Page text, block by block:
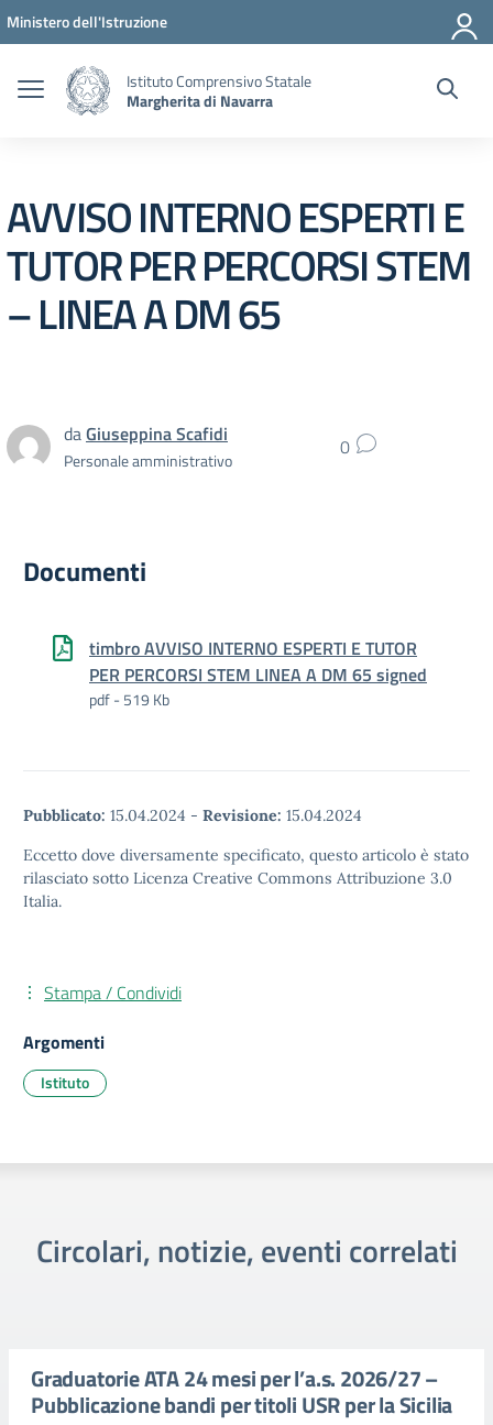
Vai ai contenuti
Vai al menu di navigazione
Vai al footer
Ministero dell'Istruzione
Istituto Comprensivo Statale
Margherita di Navarra
AVVISO INTERNO ESPERTI E
TUTOR PER PERCORSI STEM
– LINEA A DM 65
daGiuseppina Scafidi
Personale amministrativo 0
Documenti
timbro AVVISO INTERNO ESPERTI E TUTOR
PER PERCORSI STEM LINEA A DM 65 signed
pdf - 519 Kb
Pubblicato: 15.04.2024 - Revisione: 15.04.2024
Eccetto dove diversamente specificato, questo articolo è stato
rilasciato sotto Licenza Creative Commons Attribuzione 3.0
Italia.
Stampa / Condividi
Argomenti
Istituto
Circolari, notizie, eventi correlati
Graduatorie ATA 24 mesi per l’a.s. 2026/27 –
Pubblicazione bandi per titoli USR per la Sicilia